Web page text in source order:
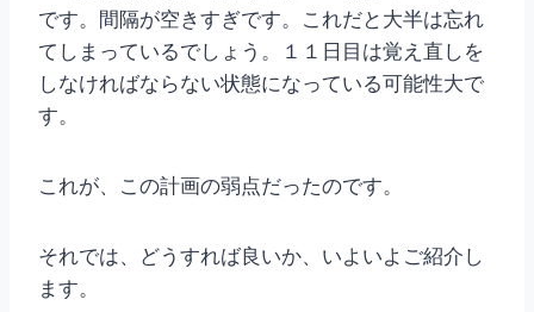
です。間隔が空きすぎです。これだと大半は忘れ
てしまっているでしょう。１１日目は覚え直しを
しなければならない状態になっている可能性大で
す。
これが、この計画の弱点だったのです。
それでは、どうすれば良いか、いよいよご紹介し
ます。